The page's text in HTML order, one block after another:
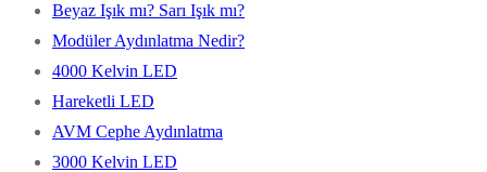
Beyaz Işık mı? Sarı Işık mı?
Modüler Aydınlatma Nedir?
4000 Kelvin LED
Hareketli LED
AVM Cephe Aydınlatma
3000 Kelvin LED